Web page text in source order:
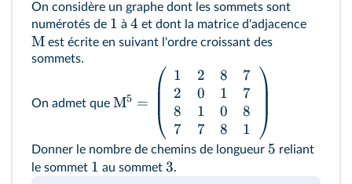
On considère un graphe dont les sommets sont
numérotés de 1 à 4 et dont la matrice d'adjacence
M est écrite en suivant l'ordre croissant des
sommets.
On admet que M5 =
1
2
8
7
2
0
1
7
8
1
0
8
7
7
8
1
Donner le nombre de chemins de longueur 5 reliant
le sommet 1 au sommet 3.